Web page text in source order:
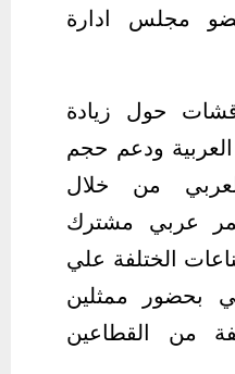
مجلس ادارة
حول زيادة
العربية ودعم حجم
من خلال
عربي مشترك
الختلفة علي
بحضور ممثلين
من القطاعين